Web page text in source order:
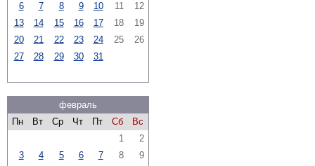
6
7 8 9 10 11
12
13
14 15 16 17 18
19
20
21 22 23 24 25
26
27
28 29 30 31
февраль
Пн
Вт Ср Чт Пт Сб
Вс
1
2
3
4 5 6 7 8
9